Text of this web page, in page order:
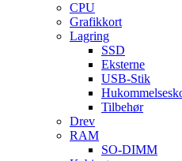
CPU
Grafikkort
Lagring
SSD
Eksterne
USB-Stik
Tilbehør
Drev
RAM
SO-DIMM